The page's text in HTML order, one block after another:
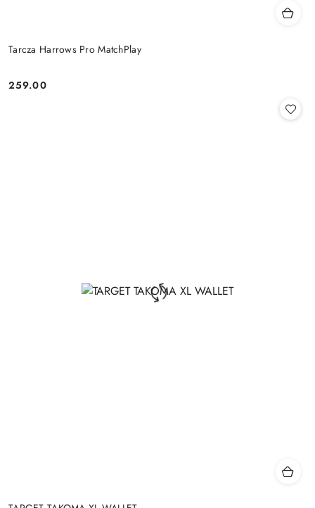
Tarcza Harrows Pro MatchPlay
Cena:
259.00